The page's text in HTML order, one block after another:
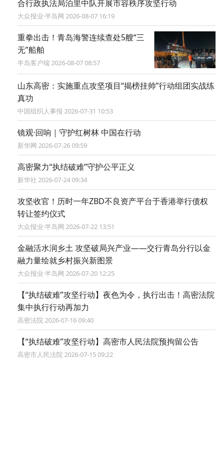
合行政执法局泊里中队开展市容秩序攻坚行动
大众报业·半岛网 2026-08-07 16:19
重拳出击！青岛海警连续查处5艘“三
无”船舶
半岛客户端 2026-08-07 08:57
山东高密：实施重点攻坚项目“揭榜挂帅”行动组团实战练
真功
中国组织人事报 2026-07-31 10:53
镜观·回响｜守护红树林 中国在行动
新华网 2026-07-26 09:59
高密聚力“执结破难”守护公平正义
新华社 2026-07-24 09:34
攻坚收官！历时一年ZBD不良资产平台于香港举行债权
转让签约仪式
大众报业·半岛网 2026-07-22 13:51
金融活水润乡土 攻坚破局兴产业——交行青岛分行以金
融力量绘就乡村振兴新图景
大众报业·半岛网 2026-07-20 12:25
【“执结破难”攻坚行动】夜色为令，执行出击！高密法院
集中执行行动再加力
高密法院 2026-07-16 09:40
【“执结破难”攻坚行动】高密市人民法院预拘留公告
高密市人民法院 2026-07-15 09:22